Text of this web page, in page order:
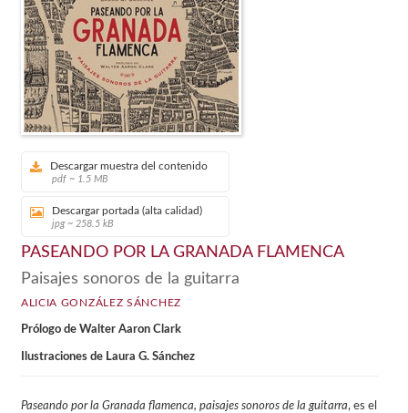
Descargar muestra del contenido
pdf ~ 1.5 MB
Descargar portada (alta calidad)
jpg ~ 258.5 kB
PASEANDO POR LA GRANADA FLAMENCA
Paisajes sonoros de la guitarra
ALICIA GONZÁLEZ SÁNCHEZ
Prólogo de Walter Aaron Clark
Ilustraciones de Laura G. Sánchez
Paseando por la Granada flamenca, paisajes sonoros de la guitarra, es el